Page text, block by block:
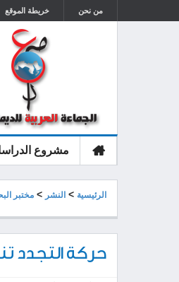
من نحن خريطة الموقع
الرئيسية
مشروع
الرئيسية > النشر > مختبر
حركة التجدد